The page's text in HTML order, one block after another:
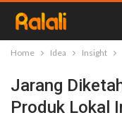
Home Idea Insight
Jarang
Produk Lokal